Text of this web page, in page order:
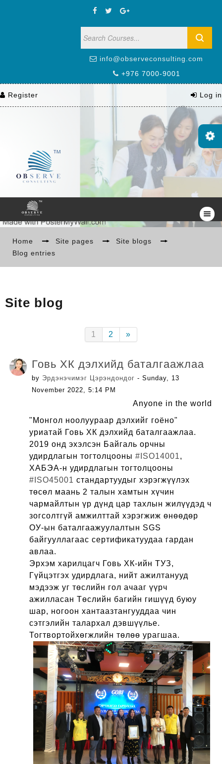
info@observeconsulting.com
+976 7000-9001
Register Log in
БИДНИЙ ТУХАЙ
СУРГАЛТ
Home → Site pages → Site blogs
→
Blog entries
Site blog
1 (current)
2 »
Говь ХК дэлхийд баталгаажлаа
by Эрдэнэчимэг Цэрэндондог - Sunday, 13
November 2022, 5:14 PM
Anyone in the world
"Монгол ноолуураар дэлхийг гоёно"
уриатай Говь ХК дэлхийд баталгаажлаа.
2019 онд эхэлсэн Байгаль орчны
удирдлагын тогтолцооны #ISO14001,
ХАБЭА-н удирдлагын тогтолцооны
#ISO45001 стандартуудыг хэрэгжүүлэх
төсөл маань 2 талын хамтын хүчин
чармайлтын үр дүнд цар тахлын жилүүдэд ч
зогсолтгүй амжилттай хэрэгжиж өнөөдөр
ОУ-ын баталгаажуулалтын SGS
байгууллагаас сертификатуудаа гардан
авлаа.
Эрхэм харилцагч Говь ХК-ийн ТУЗ,
Гүйцэтгэх удирдлага, нийт ажилтанууд
мэдээж уг төслийн гол ачааг үүрч
ажилласан Төслийн багийн гишүүд буюу
шар, ногоон хантаазтангууддаа чин
сэтгэлийн талархал дэвшүүлье.
Тогтвортойхөгжлийн төлөө урагшаа.